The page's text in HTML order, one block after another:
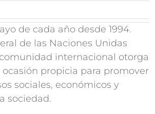
de cada año desde 1994.
de las Naciones Unidas
internacional otorga
propicia para promover
sociales, económicos y
sociedad.